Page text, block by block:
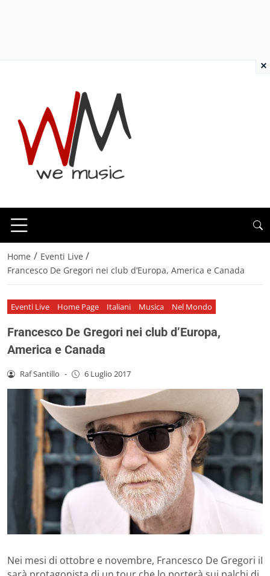
Home / Eventi Live /
Francesco De Gregori nei club d’Europa, America e Canada
Eventi Live Home Page Italiani Musica Nel Mondo
Francesco De Gregori nei club d’Europa,
America e Canada
Raf Santillo - 6 Luglio 2017
Nei mesi di ottobre e novembre, Francesco De Gregori iI
×